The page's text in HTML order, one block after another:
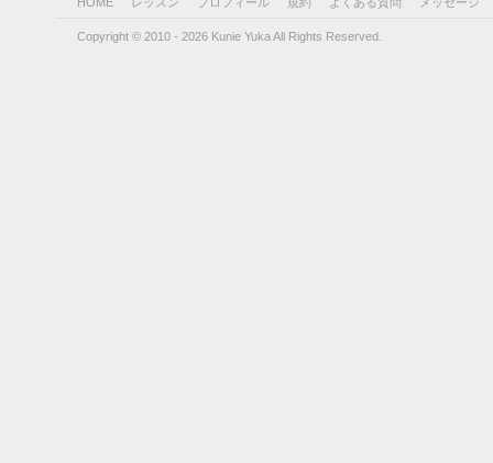
Copyright © 2010 - 2026 Kunie Yuka All Rights Reserved.